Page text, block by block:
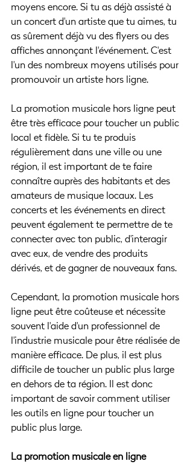
moyens encore. Si tu as déjà assisté à
un concert d'un artiste que tu aimes, tu
as sûrement déjà vu des flyers ou des
affiches annonçant l'événement. C'est
l'un des nombreux moyens utilisés pour
promouvoir un artiste hors ligne.
La promotion musicale hors ligne peut
être très efficace pour toucher un public
local et fidèle. Si tu te produis
régulièrement dans une ville ou une
région, il est important de te faire
connaître auprès des habitants et des
amateurs de musique locaux. Les
concerts et les événements en direct
peuvent également te permettre de te
connecter avec ton public, d'interagir
avec eux, de vendre des produits
dérivés, et de gagner de nouveaux fans.
Cependant, la promotion musicale hors
ligne peut être coûteuse et nécessite
souvent l'aide d'un professionnel de
l'industrie musicale pour être réalisée de
manière efficace. De plus, il est plus
difficile de toucher un public plus large
en dehors de ta région. Il est donc
important de savoir comment utiliser
les outils en ligne pour toucher un
public plus large.
La promotion musicale en ligne